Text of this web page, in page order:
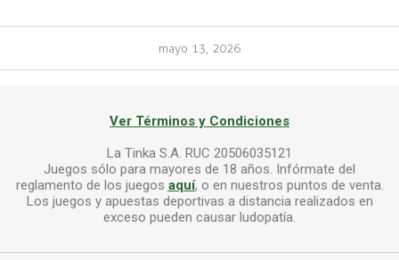
mayo 13, 2026
Ver Términos y Condiciones
La Tinka S.A. RUC 20506035121
Juegos sólo para mayores de 18 años. Infórmate del
reglamento de los juegos aquí, o en nuestros puntos de venta.
Los juegos y apuestas deportivas a distancia realizados en
exceso pueden causar ludopatía.